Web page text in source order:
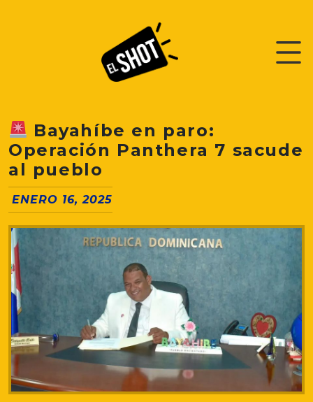
Bayahíbe en paro:
Operación Panthera 7 sacude
al pueblo
ENERO 16, 2025